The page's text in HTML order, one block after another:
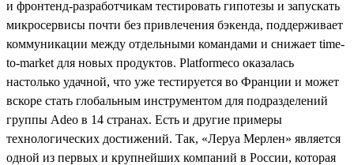
и фронтенд-разработчикам тестировать гипотезы и запускать
микросервисы почти без привлечения бэкенда, поддерживает
коммуникации между отдельными командами и снижает time-
to-market для новых продуктов. Platformeco оказалась
настолько удачной, что уже тестируется во Франции и может
вскоре стать глобальным инструментом для подразделений
группы Adeo в 14 странах. Есть и другие примеры
технологических достижений. Так, «Леруа Мерлен» является
одной из первых и крупнейших компаний в России, которая